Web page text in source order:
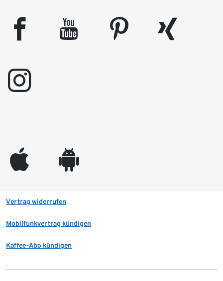
facebook youtube pinterest
xing
instagram
appleinc android
Vertrag widerrufen
Mobilfunkvertrag kündigen
Kaffee-Abo kündigen